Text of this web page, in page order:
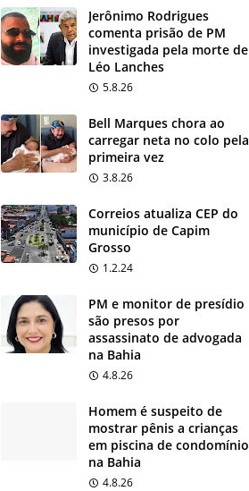
Jerônimo Rodrigues
comenta prisão de PM
investigada pela morte de
Léo Lanches
5.8.26
Bell Marques chora ao
carregar neta no colo pela
primeira vez
3.8.26
Correios atualiza CEP do
município de Capim
Grosso
1.2.24
PM e monitor de presídio
são presos por
assassinato de advogada
na Bahia
4.8.26
Homem é suspeito de
mostrar pênis a crianças
em piscina de condomínio
na Bahia
4.8.26